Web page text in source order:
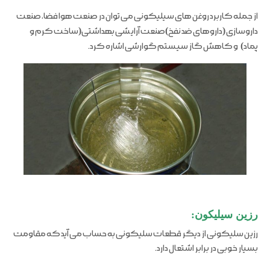
از جمله کاربرد روغن های سیلیکونی می توان در صنعت هوا فضا، صنعت
داروسازی(داروهای ضد نفخ)صنعت آرایشی بهداشتی(ساخت کرم و
پماد) و کاهش گاز سیستم گوارشی اشاره کرد.
رزین سیلیکون:
رزین سلیکونی از دیگر قطعات سلیکونی به حساب می آید که مقاومت
بسیار خوبی در برابر اشتعال دارد.